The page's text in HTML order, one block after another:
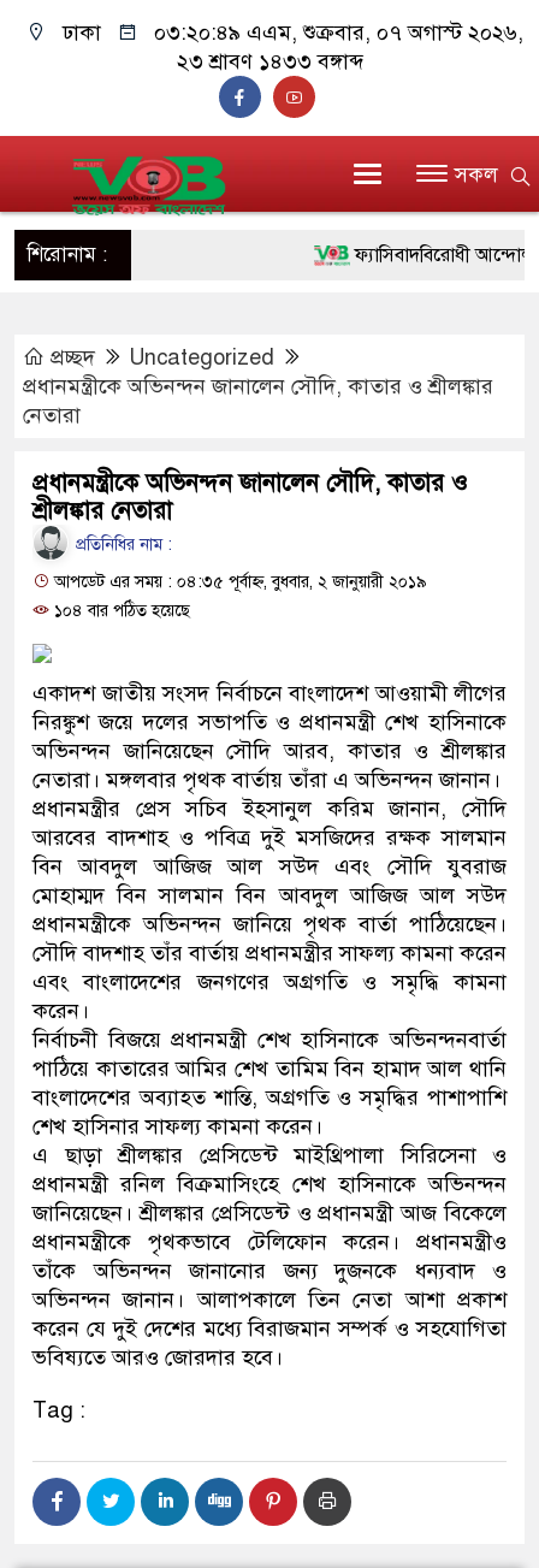
ঢাকা ০৩:২০:৪৯ এএম, শুক্রবার, ০৭ অগাস্ট ২০২৬,
২৩ শ্রাবণ ১৪৩৩ বঙ্গাব্দ
সকল
শিরোনাম : ফ্যাসিবাদবিরোধী আন্দোলনে
২৮ লাখ টাকার জাল নোটসহ
থানা পুলিশ
যেকোনো সময় বেনজীরের
নেতৃত্ব ও গণতন্ত্রের মূর্তমান
যে ভাবে ডেভিড ইমনের
‘আজহার খান’
জড়িত কিশোর গ্যাংয়ের চার শিশু
ডাকাতির প্রস্তুতিকালে
থানা পুলিশ
প্রচ্ছদ
Uncategorized
প্রধানমন্ত্রীকে অভিনন্দন জানালেন সৌদি, কাতার ও শ্রীলঙ্কার
নেতারা
প্রধানমন্ত্রীকে অভিনন্দন জানালেন সৌদি, কাতার ও
শ্রীলঙ্কার নেতারা
প্রতিনিধির নাম :
আপডেট এর সময় : ০৪:৩৫ পূর্বাহ্ন, বুধবার, ২ জানুয়ারী ২০১৯
১০৪ বার পঠিত হয়েছে
একাদশ জাতীয় সংসদ নির্বাচনে বাংলাদেশ আওয়ামী লীগের
নিরঙ্কুশ জয়ে দলের সভাপতি ও প্রধানমন্ত্রী শেখ হাসিনাকে
অভিনন্দন জানিয়েছেন সৌদি আরব, কাতার ও শ্রীলঙ্কার
নেতারা। মঙ্গলবার পৃথক বার্তায় তাঁরা এ অভিনন্দন জানান।
প্রধানমন্ত্রীর প্রেস সচিব ইহ্সানুল করিম জানান, সৌদি
আরবের বাদশাহ ও পবিত্র দুই মসজিদের রক্ষক সালমান
বিন আবদুল আজিজ আল সউদ এবং সৌদি যুবরাজ
মোহাম্মদ বিন সালমান বিন আবদুল আজিজ আল সউদ
প্রধানমন্ত্রীকে অভিনন্দন জানিয়ে পৃথক বার্তা পাঠিয়েছেন।
সৌদি বাদশাহ তাঁর বার্তায় প্রধানমন্ত্রীর সাফল্য কামনা করেন
এবং বাংলাদেশের জনগণের অগ্রগতি ও সমৃদ্ধি কামনা
করেন।
নির্বাচনী বিজয়ে প্রধানমন্ত্রী শেখ হাসিনাকে অভিনন্দনবার্তা
পাঠিয়ে কাতারের আমির শেখ তামিম বিন হামাদ আল থানি
বাংলাদেশের অব্যাহত শান্তি, অগ্রগতি ও সমৃদ্ধির পাশাপাশি
শেখ হাসিনার সাফল্য কামনা করেন।
এ ছাড়া শ্রীলঙ্কার প্রেসিডেন্ট মাইথ্রিপালা সিরিসেনা ও
প্রধানমন্ত্রী রনিল বিক্রমাসিংহে শেখ হাসিনাকে অভিনন্দন
জানিয়েছেন। শ্রীলঙ্কার প্রেসিডেন্ট ও প্রধানমন্ত্রী আজ বিকেলে
প্রধানমন্ত্রীকে পৃথকভাবে টেলিফোন করেন। প্রধানমন্ত্রীও
তাঁকে অভিনন্দন জানানোর জন্য দুজনকে ধন্যবাদ ও
অভিনন্দন জানান। আলাপকালে তিন নেতা আশা প্রকাশ
করেন যে দুই দেশের মধ্যে বিরাজমান সম্পর্ক ও সহযোগিতা
ভবিষ্যতে আরও জোরদার হবে।
Tag :